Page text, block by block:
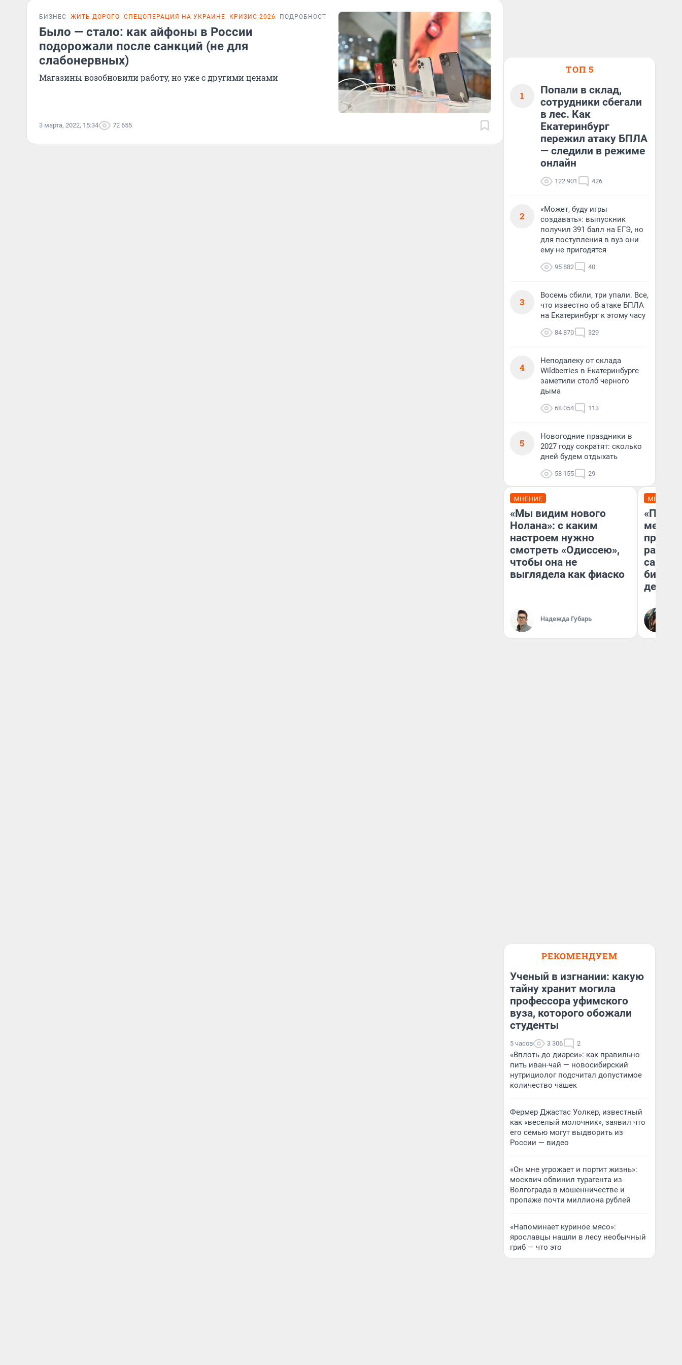
БИЗНЕС ЖИТЬ ДОРОГО СПЕЦОПЕРАЦИЯ НА УКРАИНЕ КРИЗИС-2026 ПОДРОБНОСТИ
Было — стало: как айфоны в России
подорожали после санкций (не для
слабонервных)
Магазины возобновили работу, но уже с другими ценами
3 марта, 2022, 15:34 72 655
ТОП 5
1
Попали в склад,
сотрудники сбегали
в лес. Как
Екатеринбург
пережил атаку БПЛА
— следили в режиме
онлайн
122 901 426
2
«Может, буду игры
создавать»: выпускник
получил 391 балл на ЕГЭ, но
для поступления в вуз они
ему не пригодятся
95 882 40
3
Восемь сбили, три упали. Все,
что известно об атаке БПЛА
на Екатеринбург к этому часу
84 870 329
4
Неподалеку от склада
Wildberries в Екатеринбурге
заметили столб черного
дыма
68 054 113
5
Новогодние праздники в
2027 году сократят: сколько
дней будем отдыхать
58 155 29
МНЕНИЕ
«Мы видим нового
Нолана»: с каким
настроем нужно
смотреть «Одиссею»,
чтобы она не
выглядела как фиаско
Надежда Губарь
МНЕНИЕ
самом
РЕКОМЕНДУЕМ
Ученый в изгнании: какую
тайну хранит могила
профессора уфимского
вуза, которого обожали
студенты
5 часов 3 306 2
«Вплоть до диареи»: как правильно
пить иван-чай — новосибирский
нутрициолог подсчитал допустимое
количество чашек
Фермер Джастас Уолкер, известный
как «веселый молочник», заявил что
его семью могут выдворить из
России — видео
«Он мне угрожает и портит жизнь»:
москвич обвинил турагента из
Волгограда в мошенничестве и
пропаже почти миллиона рублей
«Напоминает куриное мясо»:
ярославцы нашли в лесу необычный
гриб — что это